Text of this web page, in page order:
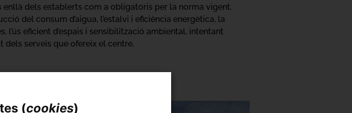
dels establerts com a obligatoris per la norma vigent.
del consum d’aigua, l’estalvi i eficiència energètica, la
eficient d’espais i sensibilització ambiental, intentant
serveis que ofereix el centre.
(cookies)